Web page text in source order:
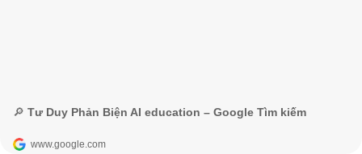
🔎 Tư Duy Phản Biện AI education – Google Tìm kiếm
www.google.com